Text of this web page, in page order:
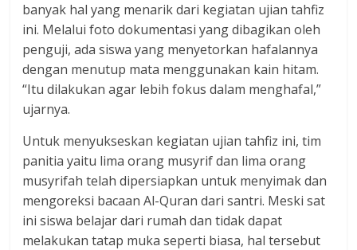
banyak hal yang menarik dari kegiatan ujian tahfiz
ini. Melalui foto dokumentasi yang dibagikan oleh
penguji, ada siswa yang menyetorkan hafalannya
dengan menutup mata menggunakan kain hitam.
“Itu dilakukan agar lebih fokus dalam menghafal,”
ujarnya.
Untuk menyukseskan kegiatan ujian tahfiz ini, tim
panitia yaitu lima orang musyrif dan lima orang
musyrifah telah dipersiapkan untuk menyimak dan
mengoreksi bacaan Al-Quran dari santri. Meski sat
ini siswa belajar dari rumah dan tidak dapat
melakukan tatap muka seperti biasa, hal tersebut